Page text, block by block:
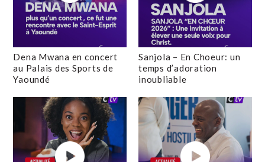
Dena Mwana en concert
au Palais des Sports de
Yaoundé
Sanjola – En Choeur: un
temps d’adoration
inoubliable